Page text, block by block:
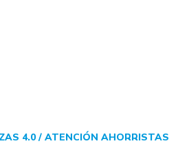
4.0 / ATENCIÓN AHORRISTAS